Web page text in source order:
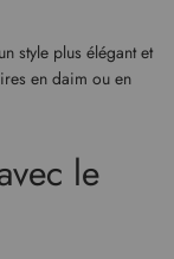
style plus élégant et
en daim ou en
le